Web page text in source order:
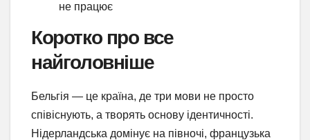
не працює
Коротко про все
найголовніше
Бельгія — це країна, де три мови не просто
співіснують, а творять основу ідентичності.
Нідерландська домінує на півночі, французька